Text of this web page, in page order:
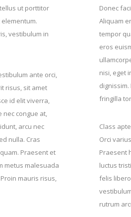
ut porttitor
vestibulum in
ante orci,
risus, sit amet
id elit viverra,
nec congue at,
arcu nec
nulla. Cras
Praesent et
metus malesuada
mauris risus,
Donec
Aliquam
tempor
eros
nisi, eget
fringilla
Class
Orci
Praesent
luctus
felis
rutrum